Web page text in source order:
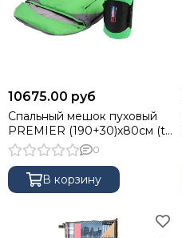
10675.00 руб
Спальный мешок пуховый
PREMIER (190+30)х80см (t-
25C) зеленый (PR-YJSD-32-G)
0
В корзину